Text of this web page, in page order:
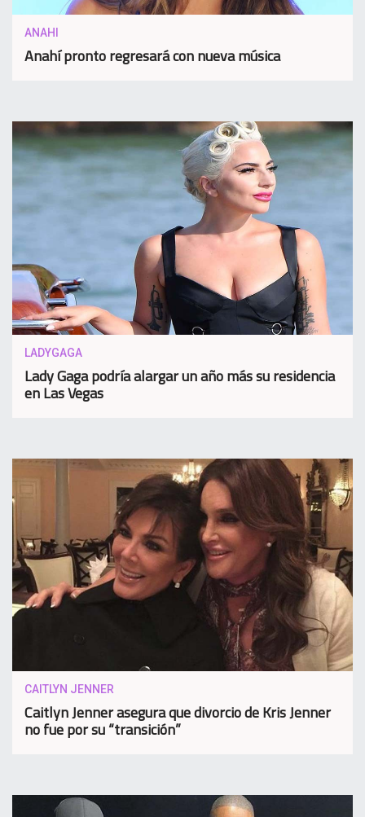
ANAHI
Anahí pronto regresará con nueva música
LADYGAGA
Lady Gaga podría alargar un año más su residencia
en Las Vegas
CAITLYN JENNER
Caitlyn Jenner asegura que divorcio de Kris Jenner
no fue por su “transición”